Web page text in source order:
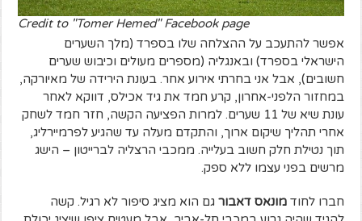
Credit to "Tomer Hemed" Facebook page
אפשר להתעכב על ההצלחה שלו בספרד (מלך השערים
הישראלי בספרד) ובאנגליה (מספרים מעולים וכיבוש שערים
חשובים), אבל אני בחרתי אירוע אחר. בעונת הירידה של מאיורקה,
במחזור הלפני-אחרון, קרע חמד את גיד אכילס, דווקא לאחר
עונת שיא של 11 שערים. למרות הפציעה הקשה, חזר חמד לשחק
אחרי תהליך שיקום ארוך, והתקדם מעלה עד שהגיע לפרמיירליג,
תוך נטילת חלק חשוב בעלייה. ממכבי הרצליה לברייטון – הישג
מרשים בפני עצמו ללא ספק.
חברו לחודמונאס דאבור גם הוא מציג סיפור לא רגיל. קשה